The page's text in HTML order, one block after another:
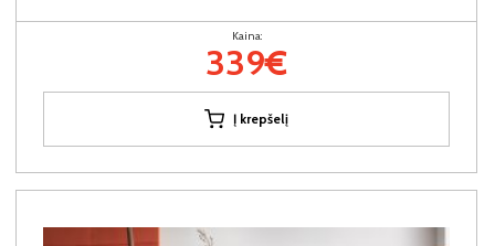
Kaina:
339€
Į krepšelį